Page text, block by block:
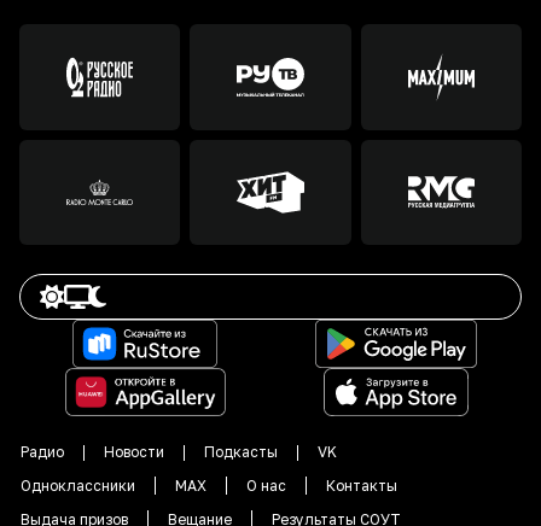
Радио Новости Подкасты
VK
Одноклассники
MAX О нас
Контакты
Выдача призов
Вещание Результаты СОУТ